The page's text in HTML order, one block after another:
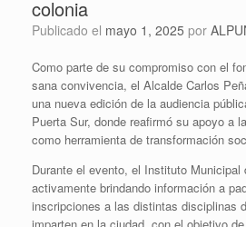
colonia
Publicado el mayo 1, 2025 por
Como parte de su compromiso con el
sana convivencia, el Alcalde Carlos
una nueva edición de la audiencia
Puerta Sur, donde reafirmó su apoyo a
como herramienta de transformación
Durante el evento, el Instituto Municipal
activamente brindando información a
inscripciones a las distintas disciplinas
imparten en la ciudad, con el objetivo